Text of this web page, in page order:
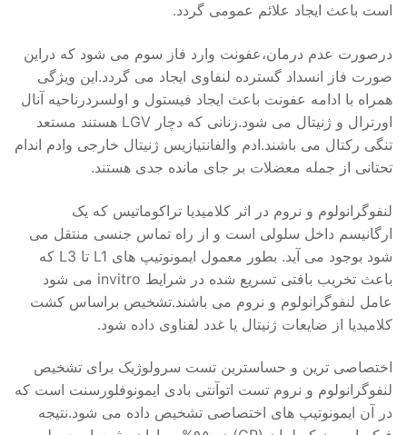
است باعث ایجاد علائم عمومی گردد.
درصورت عدم درمان،عفونت وارد فاز سوم می شود که دراین
صورت فاز انسداد گسترده لنفاوی ایجاد می گردد.این ویژگی
همراه با ادامه عفونت باعث ایجاد فیستول و اولسردرناحیه آنال
اورترال و ژنیتال می شود.زنانی که دچار LGV هستند مستعد
تنگی رکتال می باشند.ادم والفانتیازیس ژنیتال خارجی وادم اندام
تحتانی از جمله معضلات بر جای مانده جدی هستند.
لنفوگرانولوم و نروم در اثر کلامیدیا تراکوماتیس که یک
ارگانیسم داخل سلولی است و از راه تماس جنسی منتقل می
شود بوجود می آید. بطور معمول ایمونوتیپ های L1 تا L3 که
باعث تخریب بافتی تسریع شده در شرایط invitro می شود
عامل لنفوگرانولوم و نروم می باشند.تشخیص براساس کشت
کلامیدیا از ضایعات ژنیتال یا غدد لفناوی داده شود.
اختصاصی ترین و حساسترین تست سرولوژیک برای تشخیص
لنفوگرانولوم و نروم تست اتوآنتی بادی ایمونوفلورسنت است که
در آن ایمونوتیپ های اختصاصی تشخیص داده می شود.نتیجه